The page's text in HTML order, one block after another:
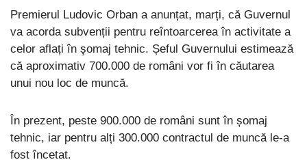
Premierul Ludovic Orban a anunțat, marți, că Guvernul
va acorda subvenții pentru reîntoarcerea în activitate a
celor aflați în şomaj tehnic. Șeful Guvernului estimează
că aproximativ 700.000 de români vor fi în căutarea
unui nou loc de muncă.
În prezent, peste 900.000 de români sunt în șomaj
tehnic, iar pentru alți 300.000 contractul de muncă le-a
fost încetat.